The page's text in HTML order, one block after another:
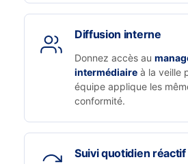
Diffusion interne
Donnez accès au
intermédiaire à la veille
équipe applique les
conformité.
Suivi quotidien réactif